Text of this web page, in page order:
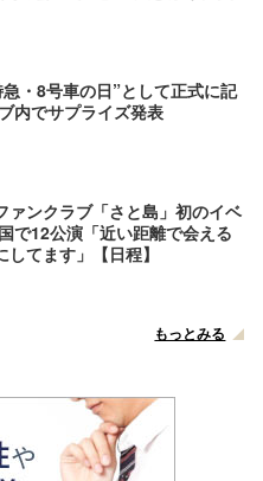
・8号車の日”として正式に記
内でサプライズ発表
ァンクラブ「さと島」初のイベ
で12公演「近い距離で会える
てます」【日程】
もっとみる